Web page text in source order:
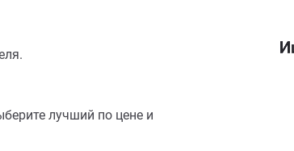
лучший по цене и